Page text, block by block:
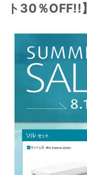
ト30％OFF!!】